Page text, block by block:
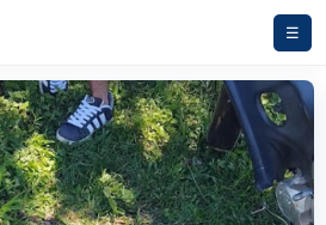
☰